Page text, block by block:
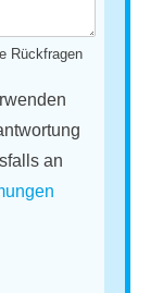
Rückfragen
an